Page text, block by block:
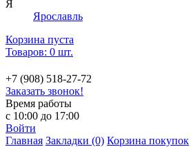
Я
Ярославль
Корзина пуста
Товаров: 0 шт.
+7 (908) 518-27-72
Заказать звонок!
Время работы
с 10:00 до 17:00
Войти
Главная Закладки (0) Корзина покупок